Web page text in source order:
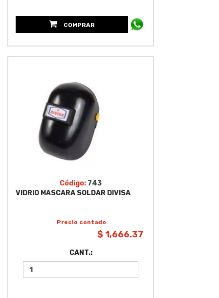
COMPRAR
Código: 743
VIDRIO MASCARA SOLDAR DIVISA
Precio contado
$ 1,666.37
CANT.: